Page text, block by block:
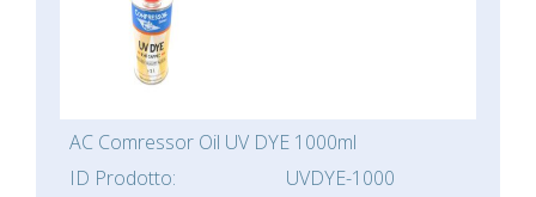
AC Comressor Oil UV DYE 1000ml
ID Prodotto:
UVDYE-1000